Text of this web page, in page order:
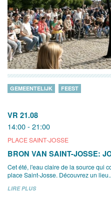
VR 21.08
14:00 - 21:00
PLACE SAINT-JOSSE
GEMEENTELIJK FEEST
BRON VAN SAINT-JOSSE:
Cet été, l'eau claire de la source qui
place Saint-Josse. Découvrez un
LIRE PLUS